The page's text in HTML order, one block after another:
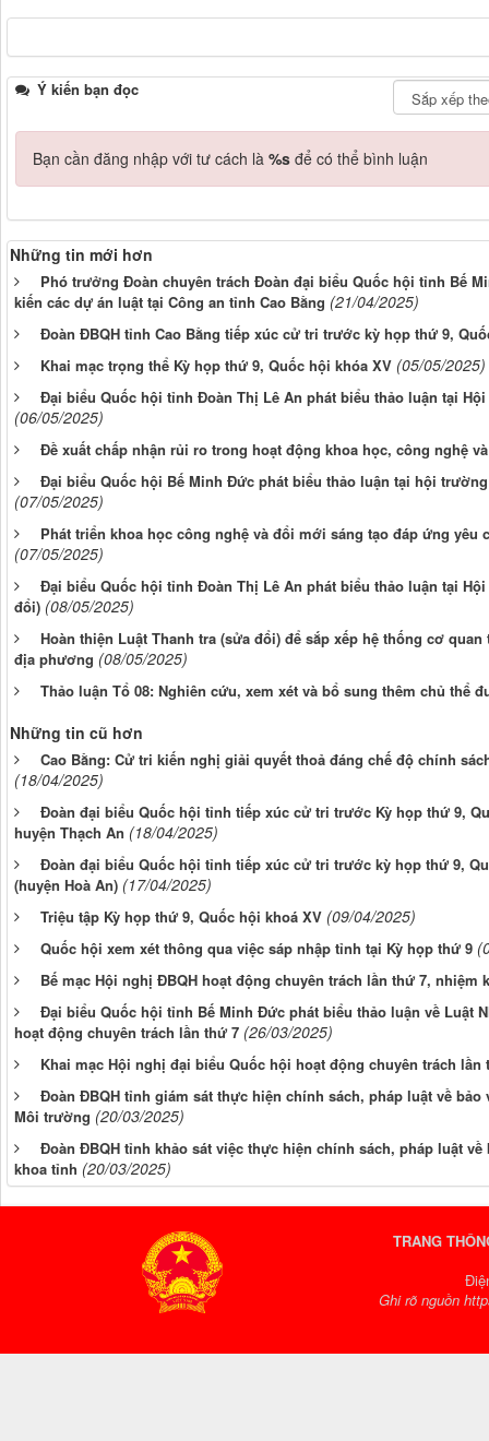
Ý kiến bạn đọc
Bạn cần đăng nhập với tư cách là %s để có thể bình luận
Những tin mới hơn
Phó trưởng Đoàn chuyên trách Đoàn đại biểu Quốc hội tỉnh Bế
kiến các dự án luật tại Công an tỉnh Cao Bằng (21/04/2025)
Đoàn ĐBQH tỉnh Cao Bằng tiếp xúc cử tri trước kỳ họp thứ 9,
Khai mạc trọng thể Kỳ họp thứ 9, Quốc hội khóa XV (05/05/2025)
Đại biểu Quốc hội tỉnh Đoàn Thị Lê An phát biểu thảo luận tại
(06/05/2025)
Đề xuất chấp nhận rủi ro trong hoạt động khoa học, công nghệ
Đại biểu Quốc hội Bế Minh Đức phát biểu thảo luận tại hội
(07/05/2025)
Phát triển khoa học công nghệ và đổi mới sáng tạo đáp ứng yêu
(07/05/2025)
Đại biểu Quốc hội tỉnh Đoàn Thị Lê An phát biểu thảo luận tại
đổi) (08/05/2025)
Hoàn thiện Luật Thanh tra (sửa đổi) để sắp xếp hệ thống cơ
địa phương (08/05/2025)
Thảo luận Tổ 08: Nghiên cứu, xem xét và bổ sung thêm chủ thể
Những tin cũ hơn
Cao Bằng: Cử tri kiến nghị giải quyết thoả đáng chế độ chính
(18/04/2025)
Đoàn đại biểu Quốc hội tỉnh tiếp xúc cử tri trước Kỳ họp thứ 9,
huyện Thạch An (18/04/2025)
Đoàn đại biểu Quốc hội tỉnh tiếp xúc cử tri trước kỳ họp thứ 9,
(huyện Hoà An) (17/04/2025)
Triệu tập Kỳ họp thứ 9, Quốc hội khoá XV (09/04/2025)
Quốc hội xem xét thông qua việc sáp nhập tỉnh tại Kỳ họp thứ 9
Bế mạc Hội nghị ĐBQH hoạt động chuyên trách lần thứ 7, nhiệm
Đại biểu Quốc hội tỉnh Bế Minh Đức phát biểu thảo luận về Luật
hoạt động chuyên trách lần thứ 7 (26/03/2025)
Khai mạc Hội nghị đại biểu Quốc hội hoạt động chuyên trách lần
Đoàn ĐBQH tỉnh giám sát thực hiện chính sách, pháp luật về
Môi trường (20/03/2025)
Đoàn ĐBQH tỉnh khảo sát việc thực hiện chính sách, pháp luật
khoa tỉnh (20/03/2025)
TRANG
Ghi rõ nguồn